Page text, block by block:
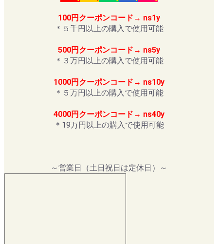
100円クーポンコード→ ns1y
＊５千円以上の購入で使用可能
500円クーポンコード→ ns5y
＊３万円以上の購入で使用可能
1000円クーポンコード→ ns10y
＊５万円以上の購入で使用可能
4000円クーポンコード→ ns40y
＊19万円以上の購入で使用可能
～営業日（土日祝日は定休日）～